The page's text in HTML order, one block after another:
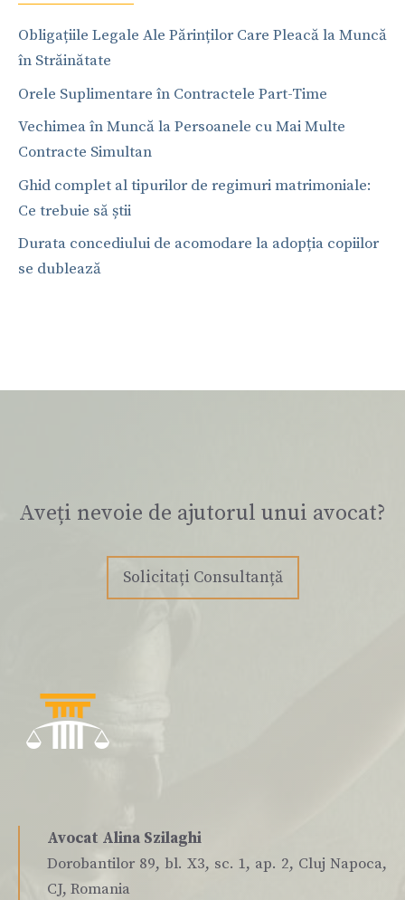
Obligațiile Legale Ale Părinților Care Pleacă la Muncă
în Străinătate
Orele Suplimentare în Contractele Part-Time
Vechimea în Muncă la Persoanele cu Mai Multe
Contracte Simultan
Ghid complet al tipurilor de regimuri matrimoniale:
Ce trebuie să știi
Durata concediului de acomodare la adopția copiilor
se dublează
Aveți nevoie de ajutorul unui avocat?
Solicitați Consultanță
Avocat Alina Szilaghi
Dorobantilor 89, bl. X3, sc. 1, ap. 2, Cluj Napoca,
CJ, Romania